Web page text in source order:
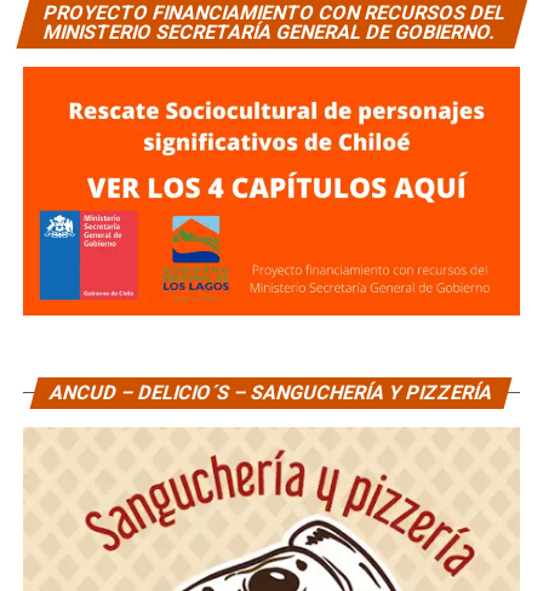
PROYECTO FINANCIAMIENTO CON RECURSOS DEL
MINISTERIO SECRETARÍA GENERAL DE GOBIERNO.
ANCUD – DELICIO´S – SANGUCHERÍA Y PIZZERÍA